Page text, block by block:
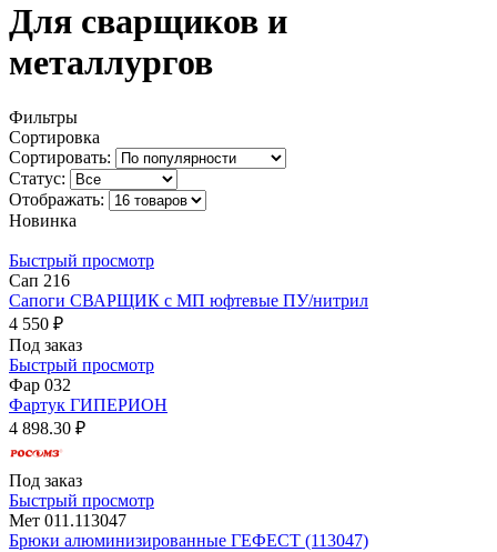
Для сварщиков и
металлургов
Фильтры
Сортировка
Сортировать:
Статус:
Отображать:
Новинка
Быстрый просмотр
Сап 216
Сапоги СВАРЩИК с МП юфтевые ПУ/нитрил
4 550 ₽
Под заказ
Быстрый просмотр
Фар 032
Фартук ГИПЕРИОН
4 898.30 ₽
Под заказ
Быстрый просмотр
Мет 011.113047
Брюки алюминизированные ГЕФЕСТ (113047)